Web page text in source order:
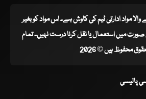
والا مواد ادارتی ٹیم کی کاوش ہے۔ اس مواد کو بغیر
میں استعمال یا نقل کرنا درست نہیں۔ تمام
محفوظ ہیں © 2026
پالیسی